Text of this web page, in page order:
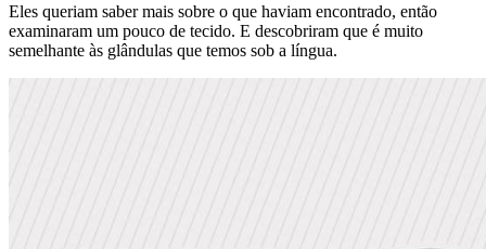
Eles queriam saber mais sobre o que haviam encontrado, então
examinaram um pouco de tecido. E descobriram que é muito
semelhante às glândulas que temos sob a língua.